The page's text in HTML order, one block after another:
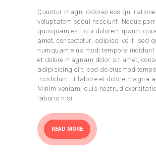
Quuntur magni dolores eos qui ratione
voluptatem sequi nesciunt. Neque
quisquam est, qui dolorem ipsum
amet, consectetur, adipisci velit, sed
numquam eius modi tempora
et dolore magnam dolor sit amet,
adipisicing elit, sed do eiusmod
incididunt ut labore et dolore magna
Minim veniam, quis nostrud
laboris nisi…
READ MORE